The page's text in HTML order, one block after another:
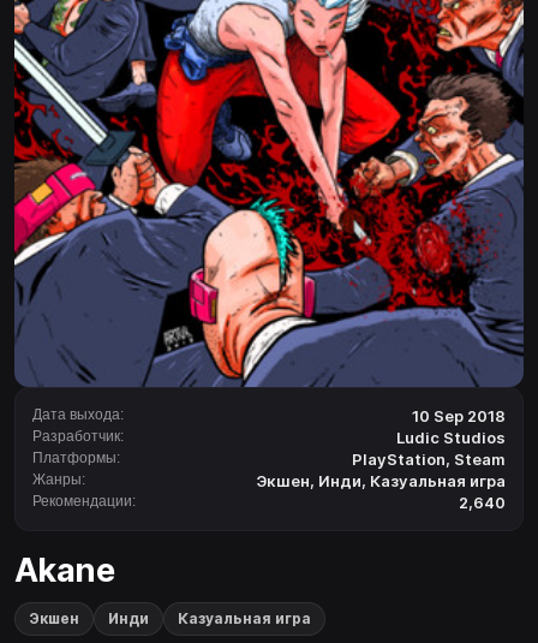
Дата выхода: 10 Sep 2018
Разработчик: Ludic Studios
Платформы: PlayStation, Steam
Жанры: Экшен, Инди, Казуальная игра
Рекомендации: 2,640
Akane
Экшен Инди Казуальная игра